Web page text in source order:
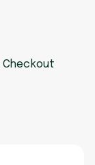
Checkout